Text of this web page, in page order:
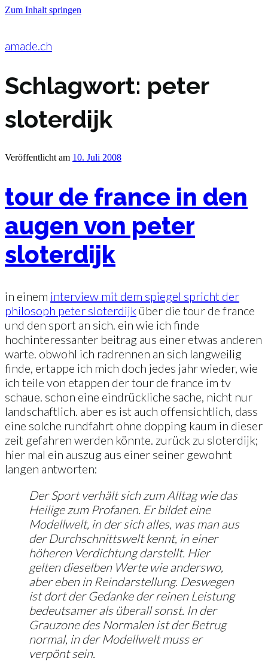
Zum Inhalt springen
amade.ch
Schlagwort: peter
sloterdijk
Veröffentlicht am 10. Juli 2008
tour de france in den
augen von peter
sloterdijk
in einem interview mit dem spiegel spricht der
philosoph peter sloterdijk über die tour de france
und den sport an sich. ein wie ich finde
hochinteressanter beitrag aus einer etwas anderen
warte. obwohl ich radrennen an sich langweilig
finde, ertappe ich mich doch jedes jahr wieder, wie
ich teile von etappen der tour de france im tv
schaue. schon eine eindrückliche sache, nicht nur
landschaftlich. aber es ist auch offensichtlich, dass
eine solche rundfahrt ohne dopping kaum in dieser
zeit gefahren werden könnte. zurück zu sloterdijk;
hier mal ein auszug aus einer seiner gewohnt
langen antworten:
Der Sport verhält sich zum Alltag wie das
Heilige zum Profanen. Er bildet eine
Modellwelt, in der sich alles, was man aus
der Durchschnittswelt kennt, in einer
höheren Verdichtung darstellt. Hier
gelten dieselben Werte wie anderswo,
aber eben in Reindarstellung. Deswegen
ist dort der Gedanke der reinen Leistung
bedeutsamer als überall sonst. In der
Grauzone des Normalen ist der Betrug
normal, in der Modellwelt muss er
verpönt sein.